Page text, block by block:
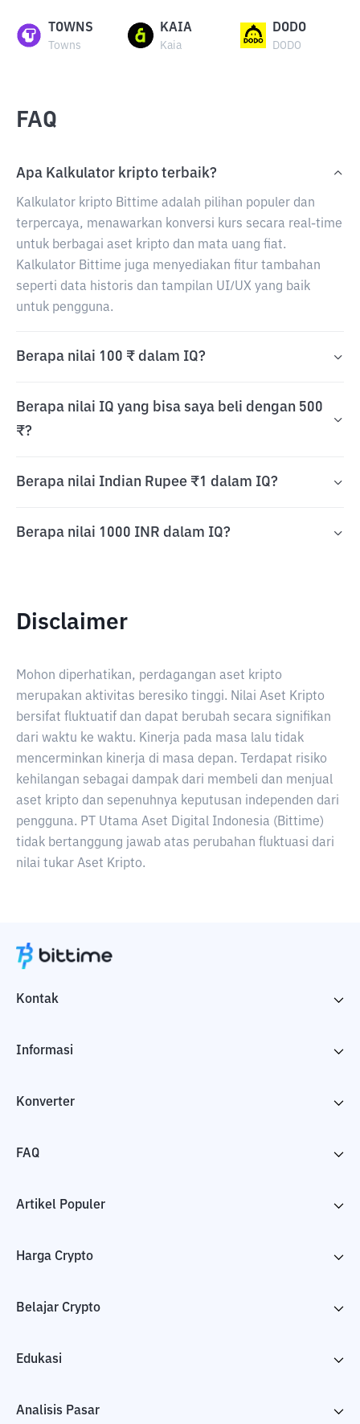
TOWNS
Towns
KAIA
Kaia
DODO
DODO
FAQ
Apa Kalkulator kripto terbaik?
Kalkulator kripto Bittime adalah pilihan populer dan
terpercaya, menawarkan konversi kurs secara real-time
untuk berbagai aset kripto dan mata uang fiat.
Kalkulator Bittime juga menyediakan fitur tambahan
seperti data historis dan tampilan UI/UX yang baik
untuk pengguna.
Berapa nilai 100 ₹ dalam IQ?
Berapa nilai IQ yang bisa saya beli dengan 500
₹?
Berapa nilai Indian Rupee ₹1 dalam IQ?
Berapa nilai 1000 INR dalam IQ?
Disclaimer
Mohon diperhatikan, perdagangan aset kripto
merupakan aktivitas beresiko tinggi. Nilai Aset Kripto
bersifat fluktuatif dan dapat berubah secara signifikan
dari waktu ke waktu. Kinerja pada masa lalu tidak
mencerminkan kinerja di masa depan. Terdapat risiko
kehilangan sebagai dampak dari membeli dan menjual
aset kripto dan sepenuhnya keputusan independen dari
pengguna. PT Utama Aset Digital Indonesia (Bittime)
tidak bertanggung jawab atas perubahan fluktuasi dari
nilai tukar Aset Kripto.
Kontak
Informasi
Konverter
FAQ
Artikel Populer
Harga Crypto
Belajar Crypto
Edukasi
Analisis Pasar